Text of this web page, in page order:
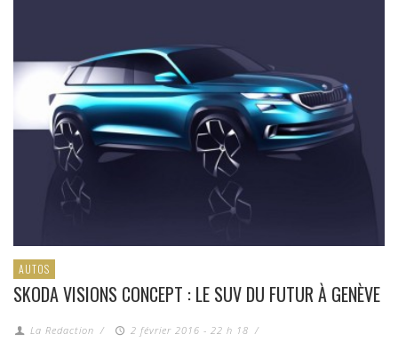
AUTOS
SKODA VISIONS CONCEPT : LE SUV DU FUTUR À GENÈVE
La Redaction / 2 février 2016 - 22 h 18 /